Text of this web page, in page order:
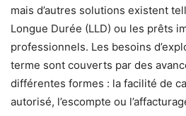
mais d’autres solutions existent
Longue Durée (LLD) ou les prêts
professionnels. Les besoins
terme sont couverts par des
différentes formes : la facilité de
autorisé, l’escompte ou